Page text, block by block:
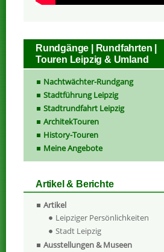
Rundgänge | Rundfahrten |
Touren Leipzig & Umland
Nachtwächter-Rundgang
Stadtführung Leipzig
Stadtrundfahrt Leipzig
ArchitekTouren
History-Touren
Meine Angebote
Artikel & Berichte
Artikel
Leipziger Persönlichkeiten
Stadt Leipzig
Ausstellungen & Museen